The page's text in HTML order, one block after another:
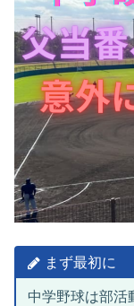
まず最初に
中学野球は部活